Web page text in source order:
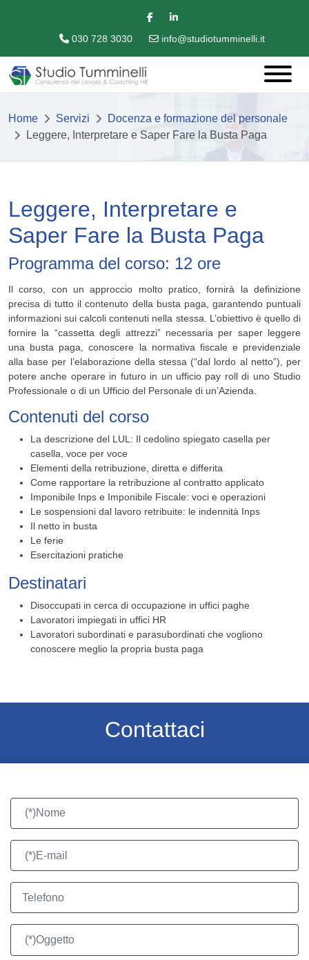
030 728 3030 info@studiotumminelli.it
Home Servizi
Docenza e formazione del personale
Leggere, Interpretare e Saper Fare la Busta Paga
Leggere, Interpretare e
Saper Fare la Busta Paga
Programma del corso: 12 ore
Il corso, con un approccio molto pratico, fornirà la definizione
precisa di tutto il contenuto della busta paga, garantendo puntuali
informazioni sui calcoli contenuti nella stessa. L’obiettivo è quello di
fornire la “cassetta degli attrezzi” necessaria per saper leggere
una busta paga, conoscere la normativa fiscale e previdenziale
alla base per l’elaborazione della stessa (“dal lordo al netto”), per
potere anche operare in futuro in un ufficio pay roll di uno Studio
Professionale o di un Ufficio del Personale di un’Azienda.
Contenuti del corso
La descrizione del LUL: Il cedolino spiegato casella per
casella, voce per voce
Elementi della retribuzione, diretta e differita
Come rapportare la retribuzione al contratto applicato
Imponibile Inps e Imponibile Fiscale: voci e operazioni
Le sospensioni dal lavoro retribuite: le indennità Inps
Il netto in busta
Le ferie
Esercitazioni pratiche
Destinatari
Disoccupati in cerca di occupazione in uffici paghe
Lavoratori impiegati in uffici HR
Lavoratori subordinati e parasubordinati che vogliono
conoscere meglio la propria busta paga
Contattaci